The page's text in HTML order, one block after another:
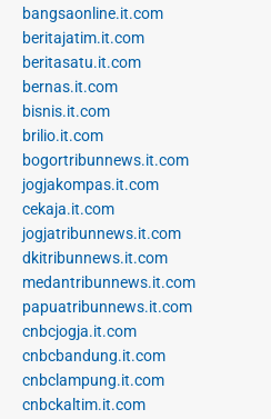
bangsaonline.it.com
beritajatim.it.com
beritasatu.it.com
bernas.it.com
bisnis.it.com
brilio.it.com
bogortribunnews.it.com
jogjakompas.it.com
cekaja.it.com
jogjatribunnews.it.com
dkitribunnews.it.com
medantribunnews.it.com
papuatribunnews.it.com
cnbcjogja.it.com
cnbcbandung.it.com
cnbclampung.it.com
cnbckaltim.it.com